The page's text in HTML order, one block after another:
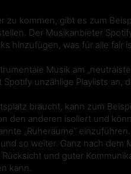
zu kommen, gibt es zum
Der Musikanbieter
hinzufügen, was für alle fair
Musik am
unzählige Playlists an,
braucht, kann zum
den anderen isoliert und
„Ruheräume“
so weiter. Ganz nach dem
und guter
kann.